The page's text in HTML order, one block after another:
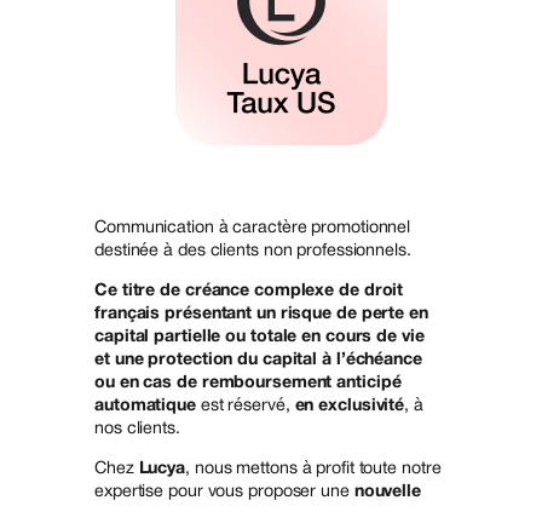
Communication à caractère promotionnel
destinée à des clients non professionnels.
Ce titre de créance complexe de droit
français présentant un risque de perte en
capital partielle ou totale en cours de vie
et une protection du capital à l’échéance
ou en cas de remboursement anticipé
automatiqueest réservé, en exclusivité, à
nos clients.
Chez Lucya, nous mettons à profit toute notre
expertise pour vous proposer une nouvelle